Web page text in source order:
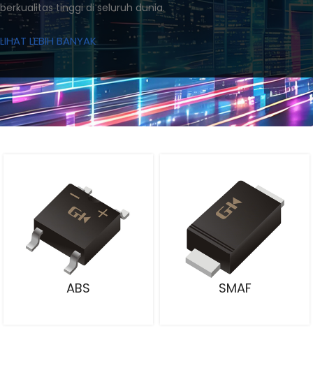
berkualitas tinggi di seluruh dunia.
LIHAT LEBIH BANYAK
ABS SMAF